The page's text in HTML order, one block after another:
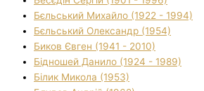
Бєльський Михайло (1922 - 1994)
Бєльський Олександр (1954)
Биков Євген (1941 - 2010)
Бідношей Данило (1924 - 1989)
Білик Микола (1953)